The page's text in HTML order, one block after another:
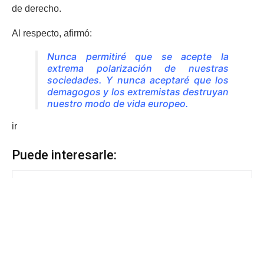
de derecho.
Al respecto, afirmó:
Nunca permitiré que se acepte la
extrema polarización de nuestras
sociedades. Y nunca aceptaré que los
demagogos y los extremistas destruyan
nuestro modo de vida europeo.
ir
Puede interesarle: